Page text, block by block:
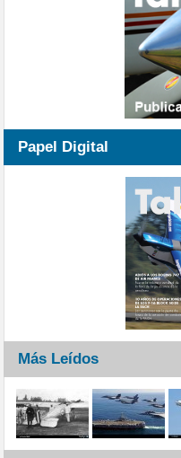
Papel Digital
Más Leídos